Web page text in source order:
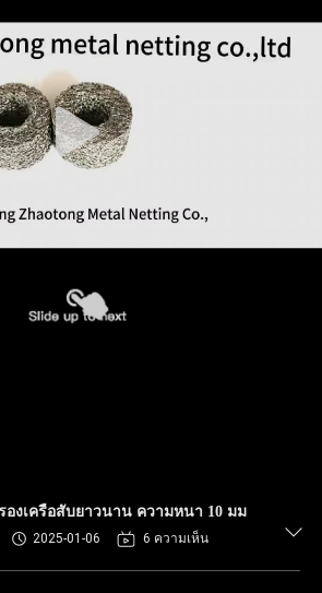
องเครือสับยาวนาน ความหนา 10 มม
2025-01-06 6 ความเห็น